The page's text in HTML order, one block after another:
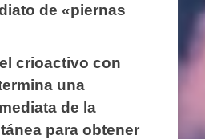
de «piernas
crioactivo con
una
de la
para obtener